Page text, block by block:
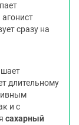
сразу на
длительному
и с
сахарный